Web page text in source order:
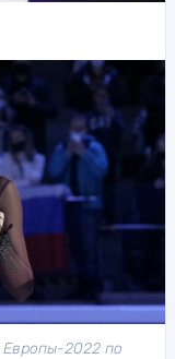
2022 по